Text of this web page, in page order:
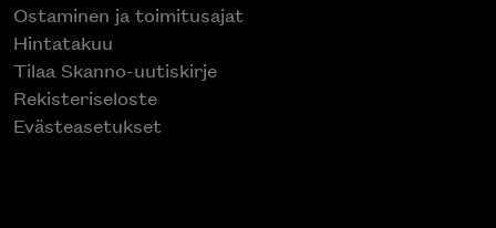
Ostaminen ja toimitusajat
Hintatakuu
Tilaa Skanno-uutiskirje
Rekisteriseloste
Evästeasetukset